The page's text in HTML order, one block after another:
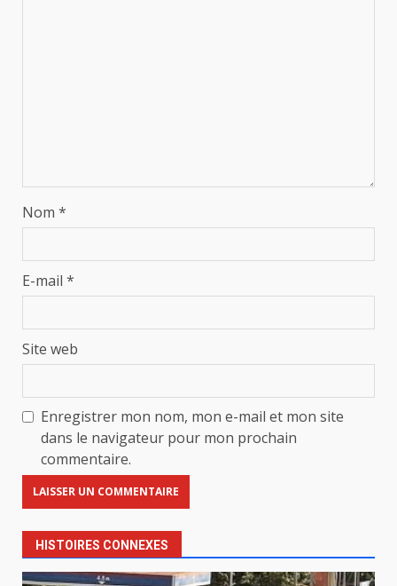
Nom *
E-mail *
Site web
Enregistrer mon nom, mon e-mail et mon site
dans le navigateur pour mon prochain
commentaire.
HISTOIRES CONNEXES